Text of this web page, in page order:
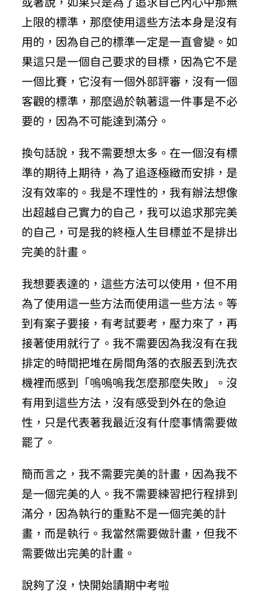
或著說，如果只是為了追求自己內心中那無
上限的標準，那麼使用這些方法本身是沒有
用的，因為自己的標準一定是一直會變。如
果這只是一個自己要求的目標，因為它不是
一個比賽，它沒有一個外部評審，沒有一個
客觀的標準，那麼過於執著這一件事是不必
要的，因為不可能達到滿分。
換句話說，我不需要想太多。在一個沒有標
準的期待上期待，為了追逐極緻而安排，是
沒有效率的。我是不理性的，我有辦法想像
出超越自己實力的自己，我可以追求那完美
的自己，可是我的終極人生目標並不是排出
完美的計畫。
我想要表達的，這些方法可以使用，但不用
為了使用這一些方法而使用這一些方法。等
到有案子要接，有考試要考，壓力來了，再
接著使用就行了。我不需要因為我沒有在我
排定的時間把堆在房間角落的衣服丟到洗衣
機裡而感到「嗚嗚嗚我怎麼那麼失敗」。沒
有用到這些方法，沒有感受到外在的急迫
性，只是代表著我最近沒有什麼事情需要做
罷了。
簡而言之，我不需要完美的計畫，因為我不
是一個完美的人。我不需要練習把行程排到
滿分，因為執行的重點不是一個完美的計
畫，而是執行。我當然需要做計畫，但我不
需要做出完美的計畫。
說夠了沒，快開始讀期中考啦